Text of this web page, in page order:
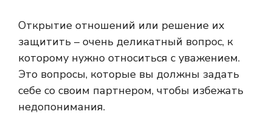
Открытие отношений или решение их
защитить – очень деликатный вопрос, к
которому нужно относиться с уважением.
Это вопросы, которые вы должны задать
себе со своим партнером, чтобы избежать
недопонимания.